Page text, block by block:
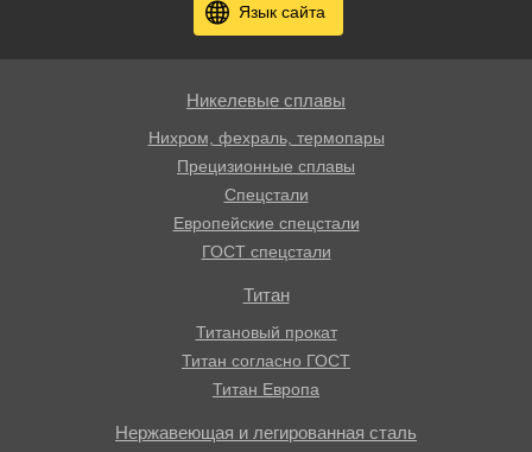
Язык сайта
Никелевые сплавы
Нихром, фехраль, термопары
Прецизионные сплавы
Спецстали
Европейские спецстали
ГОСТ спецстали
Титан
Титановый прокат
Титан согласно ГОСТ
Титан Европа
Нержавеющая и легированная сталь